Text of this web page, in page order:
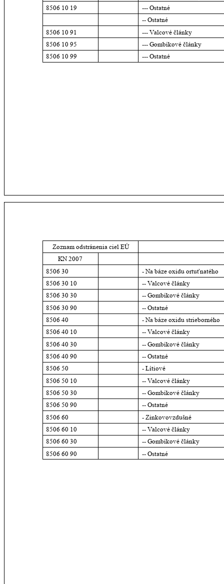
8506 10 19
--- Ostatné
-- Ostatné
8506 10 91
--- Valcové články
8506 10 95
--- Gombíkové články
8506 10 99
--- Ostatné
Zoznam odstránenia ciel EÚ
KN 2007
8506 30
- Na báze oxidu ortuťnatého
8506 30 10
-- Valcové články
8506 30 30
-- Gombíkové články
8506 30 90
-- Ostatné
8506 40
- Na báze oxidu strieborného
8506 40 10
-- Valcové články
8506 40 30
-- Gombíkové články
8506 40 90
-- Ostatné
8506 50
- Lítiové
8506 50 10
-- Valcové články
8506 50 30
-- Gombíkové články
8506 50 90
-- Ostatné
8506 60
- Zinkovovzdušné
8506 60 10
-- Valcové články
8506 60 30
-- Gombíkové články
8506 60 90
-- Ostatné